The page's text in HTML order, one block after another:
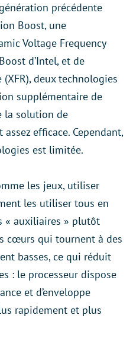
précédente
Boost, une
Voltage Frequency
d’Intel, et de
(XFR), deux technologies
supplémentaire de
la solution de
efficace. Cependant,
est limitée.
les jeux, utiliser
les utiliser tous en
« auxiliaires » plutôt
cœurs qui tournent à des
basses, ce qui réduit
: le processeur dispose
et d’enveloppe
rapidement et plus